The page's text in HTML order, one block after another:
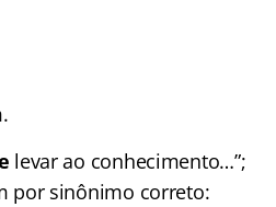
levar ao conhecimento…”;
por sinônimo correto: